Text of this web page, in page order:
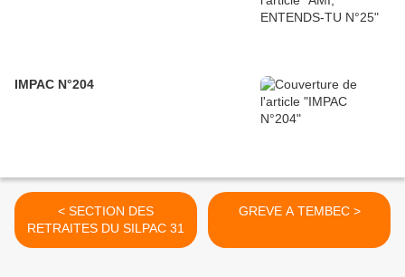
IMPAC N°204
< SECTION DES
RETRAITES DU SILPAC 31
GREVE A TEMBEC >